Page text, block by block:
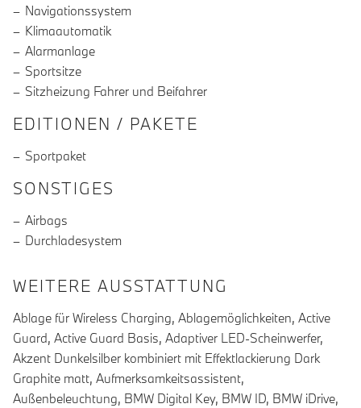
Navigationssystem
Klimaautomatik
Alarmanlage
Sportsitze
Sitzheizung Fahrer und Beifahrer
EDITIONEN / PAKETE
Sportpaket
SONSTIGES
Airbags
Durchladesystem
WEITERE AUSSTATTUNG
Ablage für Wireless Charging, Ablagemöglichkeiten, Active
Guard, Active Guard Basis, Adaptiver LED-Scheinwerfer,
Akzent Dunkelsilber kombiniert mit Effektlackierung Dark
Graphite matt, Aufmerksamkeitsassistent,
Außenbeleuchtung, BMW Digital Key, BMW ID, BMW iDrive,